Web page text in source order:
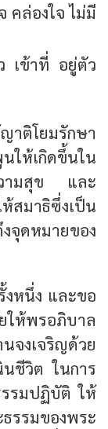
คล่องใจ ไม่มี
เข้าที่ อยู่ตัว
าติโยมรักษา
ให้เกิดขึ้นใน
วามสุข และ
สมาธิซึ่งเป็น
จุดหมายของ
งหนึ่ง และขอ
ห้พรอภิบาล
งเจริญด้วย
ชีวิต ในการ
รมปฏิบัติ ให้
รรมของพระ